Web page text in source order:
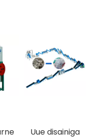
Uue disainiga